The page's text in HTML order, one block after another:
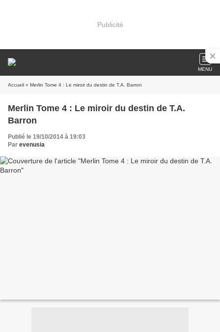
Publicité
MENU
Accueil » Merlin Tome 4 : Le miroir du destin de T.A. Barron
Merlin Tome 4 : Le miroir du destin de T.A.
Barron
Publié le 19/10/2014 à 19:03
Par evenusia